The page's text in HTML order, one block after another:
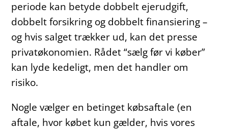
periode kan betyde dobbelt ejerudgift,
dobbelt forsikring og dobbelt finansiering –
og hvis salget trækker ud, kan det presse
privatøkonomien. Rådet “sælg før vi køber”
kan lyde kedeligt, men det handler om
risiko.
Nogle vælger en betinget købsaftale (en
aftale, hvor købet kun gælder, hvis vores